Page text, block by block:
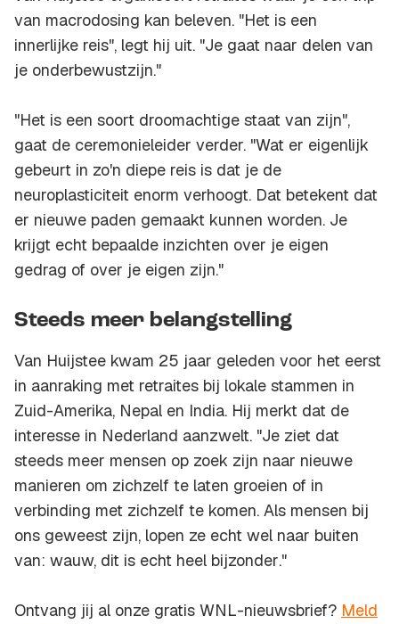
van macrodosing kan beleven. "Het is een
innerlijke reis", legt hij uit. "Je gaat naar delen van
je onderbewustzijn."
"Het is een soort droomachtige staat van zijn",
gaat de ceremonieleider verder. "Wat er eigenlijk
gebeurt in zo'n diepe reis is dat je de
neuroplasticiteit enorm verhoogt. Dat betekent dat
er nieuwe paden gemaakt kunnen worden. Je
krijgt echt bepaalde inzichten over je eigen
gedrag of over je eigen zijn."
Steeds meer belangstelling
Van Huijstee kwam 25 jaar geleden voor het eerst
in aanraking met retraites bij lokale stammen in
Zuid-Amerika, Nepal en India. Hij merkt dat de
interesse in Nederland aanzwelt. "Je ziet dat
steeds meer mensen op zoek zijn naar nieuwe
manieren om zichzelf te laten groeien of in
verbinding met zichzelf te komen. Als mensen bij
ons geweest zijn, lopen ze echt wel naar buiten
van: wauw, dit is echt heel bijzonder."
Ontvang jij al onze gratis WNL-nieuwsbrief? Meld